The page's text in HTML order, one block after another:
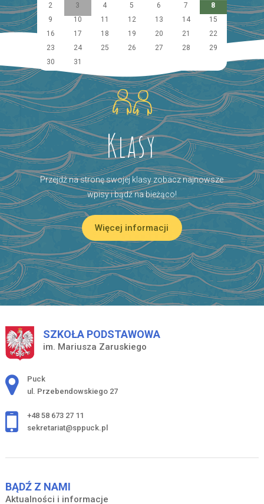
2
3 4 5 6 7
8
9
10 11 12 13 14
15
16
17 18 19 20 21
22
23
24 25 26 27 28
29
30
31
Klasy
Przejdź na stronę swojej klasy zobacz najnowsze
wpisy i bądź na bieżąco!
Więcej informacji
SZKOŁA PODSTAWOWA
im. Mariusza Zaruskiego
Adres pocztowy:
Puck
ul. Przebendowskiego 27
+48 58 673 27 11
sekretariat@sppuck.pl
BĄDŹ Z NAMI
Aktualności i informacje